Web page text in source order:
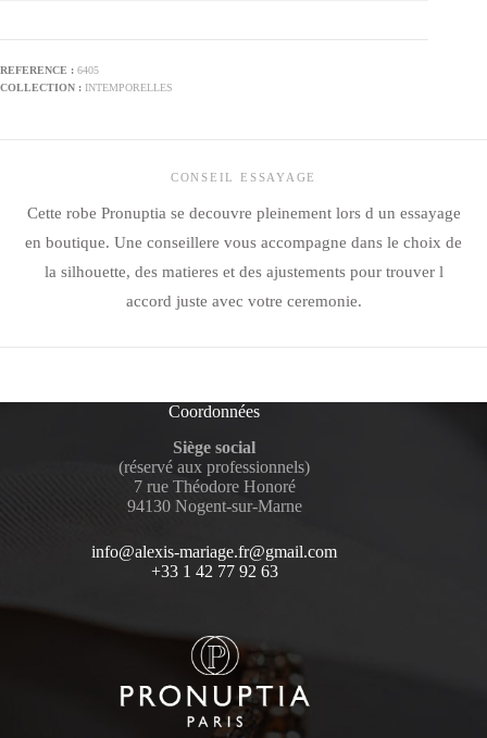
6405
INTEMPORELLES
CONSEIL ESSAYAGE
Cette robe Pronuptia se decouvre pleinement lors d un essayage
en boutique. Une conseillere vous accompagne dans le choix de
la silhouette, des matieres et des ajustements pour trouver l
accord juste avec votre ceremonie.
Coordonnées
Siège social
(réservé aux professionnels)
7 rue Théodore Honoré
94130 Nogent-sur-Marne
info@alexis-mariage.fr@gmail.com
+33 1 42 77 92 63